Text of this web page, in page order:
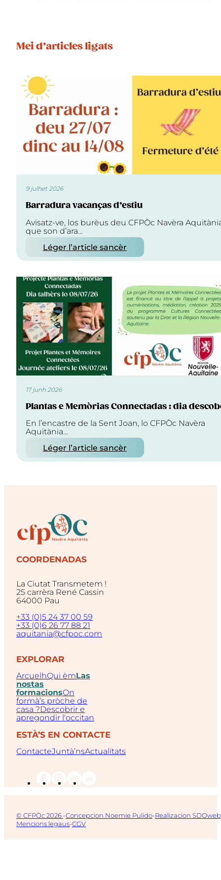
Mei d’articles ligats
9 julhet 2026
Barradura vacanças d’estiu
Avisatz-ve, los burèus deu CFPÒc Navèra
que son d’ara…
Léger l’article sancèr
17 junh 2026
Plantas e Memòrias Connectadas : dia
En l’encastre de la Sent Joan, lo CFPÒc Navèra
Aquitània…
Léger l’article sancèr
COORDENADAS
La Ciutat Transmetem !
25 carrèra René Cassin
64000 Pau
+33 (0)5 24 37 00 59
+33 (0)6 26 77 88 21
aquitania@cfpoc.com
EXPLORAR
ArcuelhQui èmLas
nostas
formacionsOn
formà’s pròche de
casa ?Descobrir e
apregondir l'occitan
ESTÀ’S EN CONTACTE
ContacteJuntà’nsActualitats
© CFPÒc 2026-Concepcion Noemie Pulido-Realizacion SDOweb
Mencions legaus-CGV